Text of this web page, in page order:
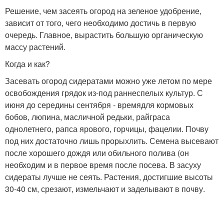
Решение, чем засеять огород на зеленое удобрение,
зависит от того, чего необходимо достичь в первую
очередь. Главное, вырастить большую органическую
массу растений.
Когда и как?
Засевать огород сидератами можно уже летом по мере
освобождения грядок из-под раннеспелых культур. С
июня до середины сентября - времядля кормовых
бобов, люпина, масличной редьки, райграса
однолетнего, рапса ярового, горчицы, фацелии. Почву
под них достаточно лишь прорыхлить. Семена высевают
после хорошего дождя или обильного полива (он
необходим и в первое время после посева. В засуху
сидераты лучше не сеять. Растения, достигшие высоты
30-40 см, срезают, измельчают и заделывают в почву.